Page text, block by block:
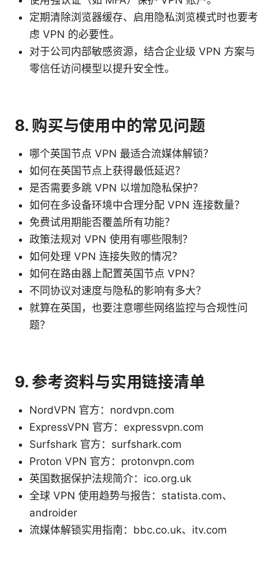
定期清除浏览器缓存、启用隐私浏览模式时也要考
虑 VPN 的必要性。
对于公司内部敏感资源，结合企业级 VPN 方案与
零信任访问模型以提升安全性。
8. 购买与使用中的常见问题
哪个英国节点 VPN 最适合流媒体解锁？
如何在英国节点上获得最低延迟？
是否需要多跳 VPN 以增加隐私保护？
如何在多设备环境中合理分配 VPN 连接数量？
免费试用期能否覆盖所有功能？
政策法规对 VPN 使用有哪些限制？
如何处理 VPN 连接失败的情况？
如何在路由器上配置英国节点 VPN？
不同协议对速度与隐私的影响有多大？
就算在英国，也要注意哪些网络监控与合规性问
题？
9. 参考资料与实用链接清单
NordVPN 官方：nordvpn.com
ExpressVPN 官方：expressvpn.com
Surfshark 官方：surfshark.com
Proton VPN 官方：protonvpn.com
英国数据保护法规简介：ico.org.uk
全球 VPN 使用趋势与报告：statista.com、
androider
流媒体解锁实用指南：bbc.co.uk、itv.com